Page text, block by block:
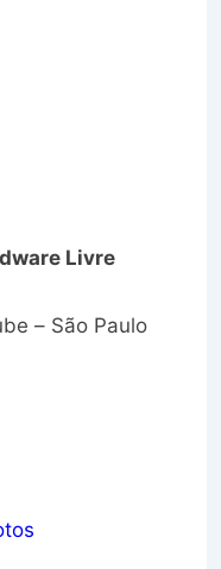
Livre
– São Paulo